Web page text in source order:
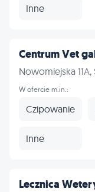
Inne
Centrum Vet
Nowomiejska 11A,
W ofercie m.in.:
Czipowanie
Inne
Lecznica